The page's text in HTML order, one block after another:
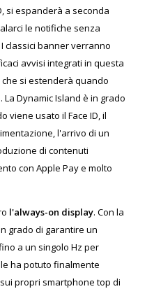
si espanderà a seconda
le notifiche senza
classici banner verranno
avvisi integrati in questa
si estenderà quando
Dynamic Island è in grado
viene usato il Face ID, il
l'arrivo di un
di contenuti
con Apple Pay e molto
l'always-on display. Con la
grado di garantire un
a un singolo Hz per
ha potuto finalmente
propri smartphone top di